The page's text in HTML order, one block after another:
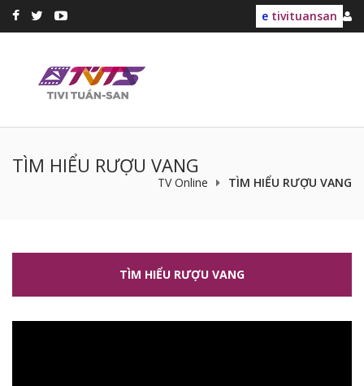
e tivituansan
TÌM HIỂU RƯỢU VANG
TV Online TÌM HIỂU RƯỢU VANG
TÌM HIỂU RƯỢU VANG